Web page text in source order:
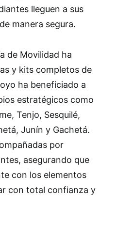
lleguen a sus
manera segura.
de Movilidad ha
y kits completos de
ha beneficiado a
estratégicos como
Tenjo, Sesquilé,
Junín y Gachetá.
por
asegurando que
con los elementos
con total confianza y